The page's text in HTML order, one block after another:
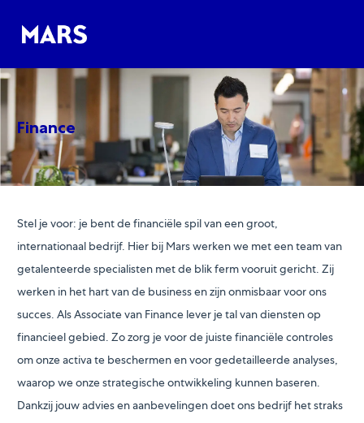
-
-
Finance
Stel je voor: je bent de financiële spil van een groot,
internationaal bedrijf. Hier bij Mars werken we met een team van
getalenteerde specialisten met de blik ferm vooruit gericht. Zij
werken in het hart van de business en zijn onmisbaar voor ons
succes. Als Associate van Finance lever je tal van diensten op
financieel gebied. Zo zorg je voor de juiste financiële controles
om onze activa te beschermen en voor gedetailleerde analyses,
waarop we onze strategische ontwikkeling kunnen baseren.
Dankzij jouw advies en aanbevelingen doet ons bedrijf het straks